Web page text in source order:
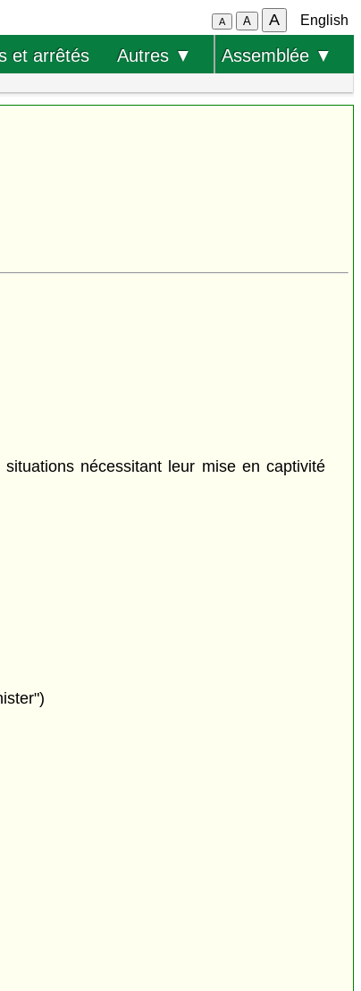
A A A English
et arrêtés Autres ▼ Assemblée ▼
nécessitant leur mise en captivité